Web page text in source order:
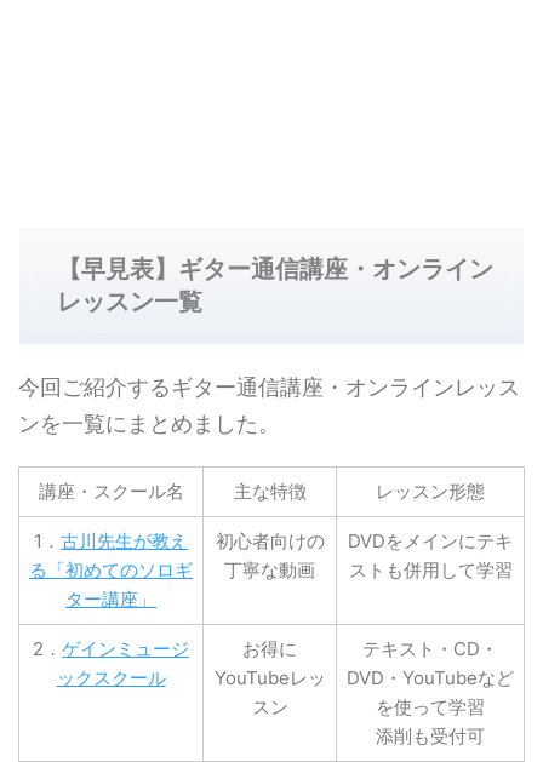
【早見表】ギター通信講座・オンライン
レッスン一覧
今回ご紹介するギター通信講座・オンラインレッス
ンを一覧にまとめました。
講座・スクール名 主な特徴 レッスン形態
1． 古川先生が教え
る「初めてのソロギ
ター講座」
初心者向けの
丁寧な動画
DVDをメインにテキ
ストも併用して学習
2． ゲインミュージ
ックスクール
お得に
YouTubeレッ
スン
テキスト・CD・
DVD・YouTubeなど
を使って学習
添削も受付可